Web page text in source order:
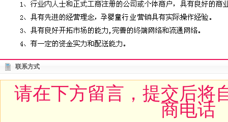
联系方式
请在下方留言，提交后将
商电话